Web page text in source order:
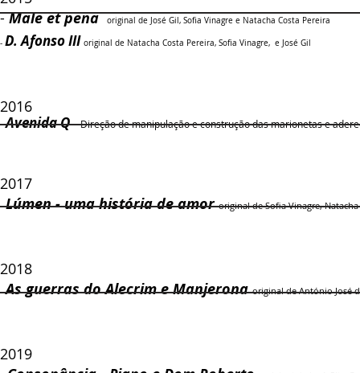
-Male et pena original de José Gil, Sofia Vinagre e Natacha Costa Pereira
- D. Afonso III original de Natacha Costa Pereira, Sofia Vinagre, e José Gil
2016
-Avenida Q- Direção de manipulação e construção das marionetas e
2017
-Lúmen - uma história de amor original de Sofia Vinagre,Natacha
2018
-As guerras do Alecrim eManjerona original de António José
2019